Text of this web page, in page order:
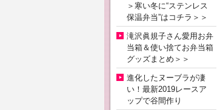
＞寒い冬に“ステンレス
保温弁当”はコチラ＞＞
滝沢眞規子さん愛用お弁
当箱＆使い捨てお弁当箱
グッズまとめ＞＞
進化したヌーブラが凄
い！最新2019レースア
ップで谷間作り